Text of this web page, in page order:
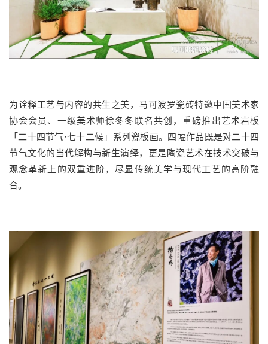
为诠释工艺与内容的共生之美，马可波罗瓷砖特邀中国美术家
协会会员、一级美术师徐冬冬联名共创，重磅推出艺术岩板
「二十四节气·七十二候」系列瓷板画。四幅作品既是对二十四
节气文化的当代解构与新生演绎，更是陶瓷艺术在技术突破与
观念革新上的双重进阶，尽显传统美学与现代工艺的高阶融
合。